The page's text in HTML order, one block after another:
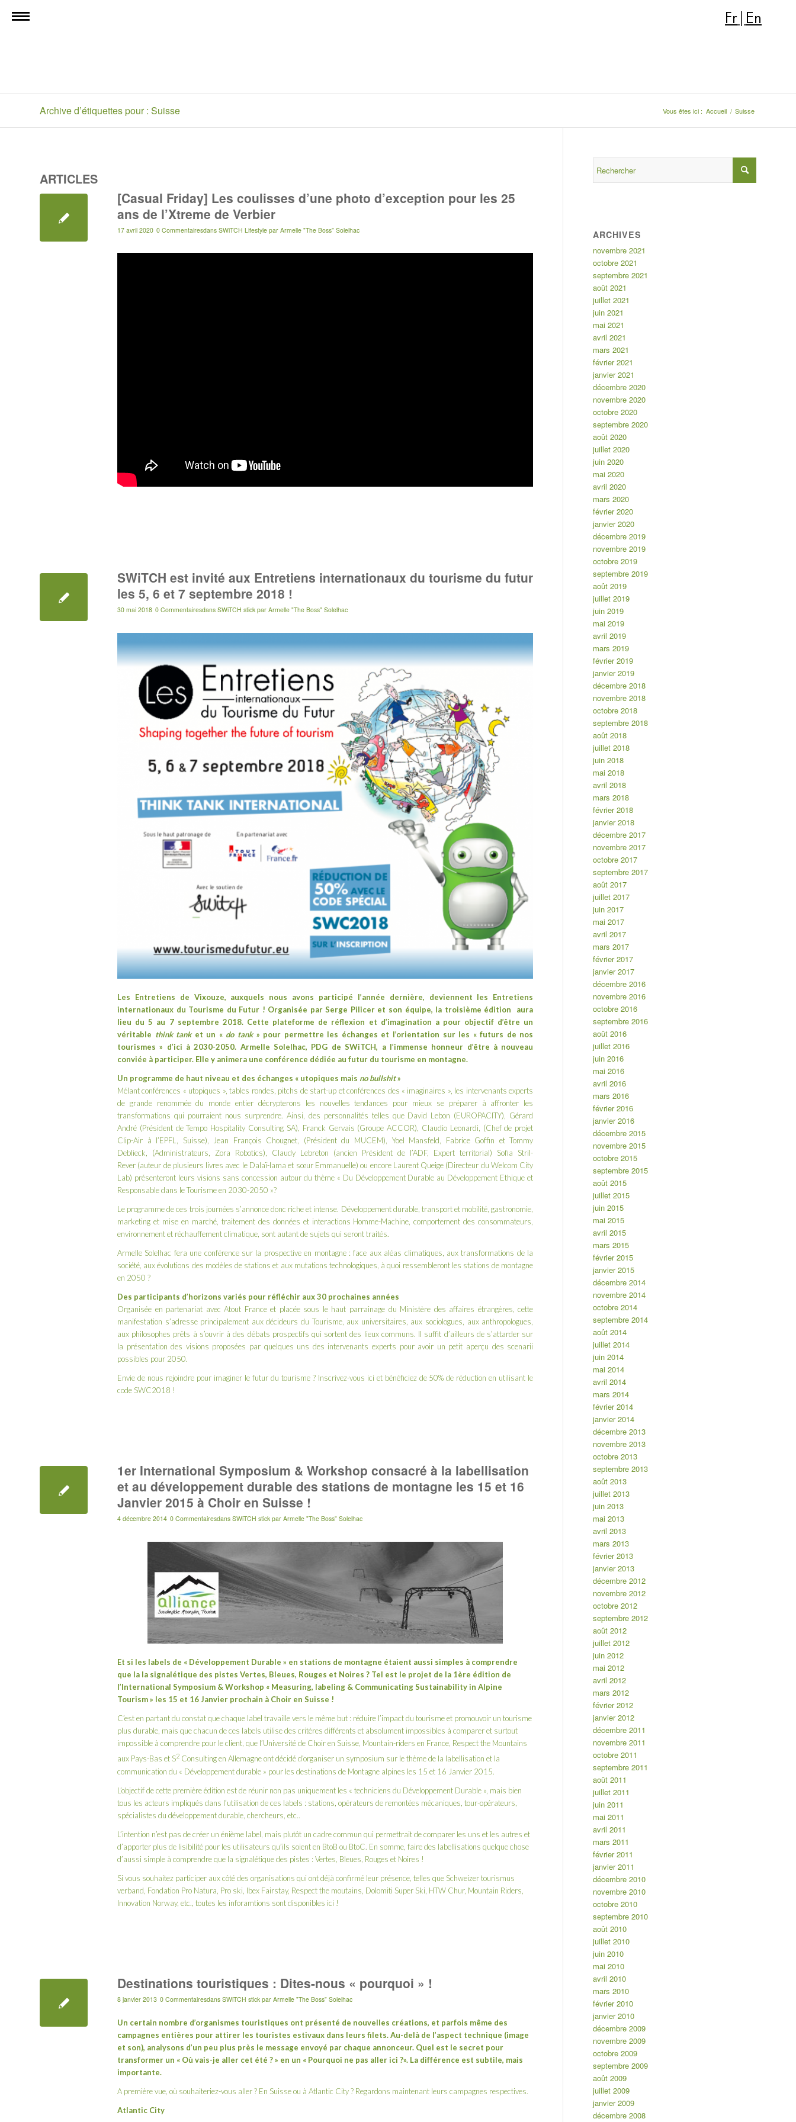
Fr En
Archive d’étiquettes pour : Suisse Vous êtes ici : Accueil / Suisse
ARTICLES
[Casual Friday] Les coulisses d’une photo d’exception pour les 25
ans de l’Xtreme de Verbier
17 avril 2020 0 Commentairesdans SWiTCH Lifestyle par Armelle "The Boss" Solelhac
SWiTCH est invité aux Entretiens internationaux du tourisme du futur
les 5, 6 et 7 septembre 2018 !
30 mai 2018 0 Commentairesdans SWiTCH stick par Armelle "The Boss" Solelhac
Les Entretiens de Vixouze, auxquels nous avons participé l’année dernière, deviennent les Entretiens
internationaux du Tourisme du Futur ! Organisée parSerge Piliceret son équipe, la troisième édition aura
lieu du 5 au 7 septembre 2018. Cette plateforme de réflexion et d’imagination a pour objectif d’être un
véritable think tanket un « do tank» pour permettre les échanges et l’orientation sur les « futurs de nos
tourismes » d’ici à 2030-2050. Armelle Solelhac, PDG de SWiTCH, a l’immense honneur d’être à nouveau
conviée à participer. Elle y animera une conférence dédiée au futur du tourisme en montagne.
Un programme de haut niveau et des échanges « utopiques mais no bullshit»
Mélant conférences « utopiques », tables rondes, pitchs de start-up et conférences des « imaginaires », les intervenants experts
de grande renommée du monde entier décrypterons les nouvelles tendances pour mieux se préparer à affronter les
transformations qui pourraient nous surprendre. Ainsi, des personnalités telles que David Lebon (EUROPACITY), Gérard
André (Président de Tempo Hospitality Consulting SA), Franck Gervais (Groupe ACCOR), Claudio Leonardi, (Chef de projet
Clip-Air à l’EPFL, Suisse), Jean François Chougnet, (Président du MUCEM), Yoel Mansfeld, Fabrice Goffin et Tommy
Deblieck, (Administrateurs, Zora Robotics), Claudy Lebreton (ancien Président de l’ADF, Expert territorial) Sofia Stril-
Rever (auteur de plusieurs livres avec le Dalaï-lama et sœur Emmanuelle) ou encore Laurent Queige (Directeur du Welcom City
Lab) présenteront leurs visions sans concession autour du thème « Du Développement Durable au Développement Ethique et
Responsable dans le Tourisme en 2030-2050 »?
Le programmede ces trois journées s’annonce donc riche et intense. Développement durable, transport et mobilité, gastronomie,
marketing et mise en marché, traitement des données et interactions Homme-Machine, comportement des consommateurs,
environnement et réchauffement climatique, sont autant de sujets qui seront traités.
Armelle Solelhac fera une conférence sur la prospective en montagne : face aux aléas climatiques, aux transformations de la
société, aux évolutions des modèles de stations et aux mutations technologiques, à quoi ressembleront les stations de montagne
en 2050 ?
Des participants d’horizons variés pour réfléchir aux 30 prochaines années
Organisée en partenariat avec Atout France et placée sous le haut parrainage du Ministère des affaires étrangères, cette
manifestation s’adresse principalement aux décideurs du Tourisme, aux universitaires, aux sociologues, aux anthropologues,
aux philosophes prêts à s’ouvrir à des débats prospectifs qui sortent des lieux communs. Il suffit d’ailleurs de s’attarder sur
la présentation des visions proposées par quelques uns des intervenants experts pour avoir un petit aperçu des scenarii
possibles pour 2050.
Envie de nous rejoindre pour imaginer le futur du tourisme ? Inscrivez-vous ici et bénéficiez de 50% de réduction en utilisant le
code SWC2018 !
1er International Symposium & Workshop consacré à la labellisation
et au développement durable des stations de montagne les 15 et 16
Janvier 2015 à Choir en Suisse !
4 décembre 2014 0 Commentairesdans SWiTCH stick par Armelle "The Boss" Solelhac
Et si les labels de « Développement Durable » en stations de montagne étaient aussi simples à comprendre
que la la signalétique des pistes Vertes, Bleues, Rouges et Noires ? Tel est le projet de la 1ère édition de
l’International Symposium & Workshop « Measuring, labeling & Communicating Sustainability in Alpine
Tourism » les 15 et 16 Janvier prochain à Choir en Suisse !
C’est en partant du constat que chaque label travaille vers le même but : réduire l’impact du tourisme et promouvoir un tourisme
plus durable, mais que chacun de ces labels utilise des critères différents et absolument impossibles à comparer et surtout
impossible à comprendre pour le client, que l’Université de Choir en Suisse, Mountain-riders en France, Respect the Mountains
aux Pays-Bas et S2 Consulting en Allemagne ont décidé d’organiser un symposium sur le thème de la labellisation et la
communication du « Développement durable » pour les destinations de Montagne alpines les 15 et 16 Janvier 2015.
L’objectif de cette première édition est de réunir non pas uniquement les « techniciens du Développement Durable », mais bien
tous les acteurs impliqués dans l’utilisation de ces labels : stations, opérateurs de remontées mécaniques, tour-opérateurs,
spécialistes du développement durable, chercheurs, etc..
L’intention n’est pas de créer un énième label, mais plutôt un cadre commun qui permettrait de comparer les uns et les autres et
d’apporter plus de lisibilité pour les utilisateurs qu’ils soient en BtoB ou BtoC. En somme, faire des labellisations quelque chose
d’aussi simple à comprendre que la signalétique des pistes : Vertes, Bleues, Rouges et Noires !
Si vous souhaitez participer aux côté des organisations qui ont déjà confirmé leur présence, telles que Schweizer tourismus
verband, Fondation Pro Natura, Pro ski, Ibex Fairstay, Respect the moutains, Dolomiti Super Ski, HTW Chur, Mountain Riders,
Innovation Norway, etc., toutes les inforamtions sont disponibles ici !
Destinations touristiques : Dites-nous « pourquoi » !
8 janvier 2013 0 Commentairesdans SWiTCH stick par Armelle "The Boss" Solelhac
Un certain nombre d’organismes touristiques ont présenté de nouvelles créations, et parfois même des
campagnes entières pour attirer les touristes estivaux dans leurs filets. Au-delà de l’aspect technique (image
et son), analysons d’un peu plus près le message envoyé par chaque annonceur. Quel est le secret pour
transformer un « Où vais-je aller cet été ? » en un « Pourquoi ne pas aller ici ?». La différence est subtile, mais
importante.
A première vue, où souhaiteriez-vous aller ? En Suisse ou à Atlantic City ? Regardons maintenant leurs campagnes respectives.
Atlantic City
ARCHIVES
novembre 2021
octobre 2021
septembre 2021
août 2021
juillet 2021
juin 2021
mai 2021
avril 2021
mars 2021
février 2021
janvier 2021
décembre 2020
novembre 2020
octobre 2020
septembre 2020
août 2020
juillet 2020
juin 2020
mai 2020
avril 2020
mars 2020
février 2020
janvier 2020
décembre 2019
novembre 2019
octobre 2019
septembre 2019
août 2019
juillet 2019
juin 2019
mai 2019
avril 2019
mars 2019
février 2019
janvier 2019
décembre 2018
novembre 2018
octobre 2018
septembre 2018
août 2018
juillet 2018
juin 2018
mai 2018
avril 2018
mars 2018
février 2018
janvier 2018
décembre 2017
novembre 2017
octobre 2017
septembre 2017
août 2017
juillet 2017
juin 2017
mai 2017
avril 2017
mars 2017
février 2017
janvier 2017
décembre 2016
novembre 2016
octobre 2016
septembre 2016
août 2016
juillet 2016
juin 2016
mai 2016
avril 2016
mars 2016
février 2016
janvier 2016
décembre 2015
novembre 2015
octobre 2015
septembre 2015
août 2015
juillet 2015
juin 2015
mai 2015
avril 2015
mars 2015
février 2015
janvier 2015
décembre 2014
novembre 2014
octobre 2014
septembre 2014
août 2014
juillet 2014
juin 2014
mai 2014
avril 2014
mars 2014
février 2014
janvier 2014
décembre 2013
novembre 2013
octobre 2013
septembre 2013
août 2013
juillet 2013
juin 2013
mai 2013
avril 2013
mars 2013
février 2013
janvier 2013
décembre 2012
novembre 2012
octobre 2012
septembre 2012
août 2012
juillet 2012
juin 2012
mai 2012
avril 2012
mars 2012
février 2012
janvier 2012
décembre 2011
novembre 2011
octobre 2011
septembre 2011
août 2011
juillet 2011
juin 2011
mai 2011
avril 2011
mars 2011
février 2011
janvier 2011
décembre 2010
novembre 2010
octobre 2010
septembre 2010
août 2010
juillet 2010
juin 2010
mai 2010
avril 2010
mars 2010
février 2010
janvier 2010
décembre 2009
novembre 2009
octobre 2009
septembre 2009
août 2009
juillet 2009
janvier 2009
décembre 2008